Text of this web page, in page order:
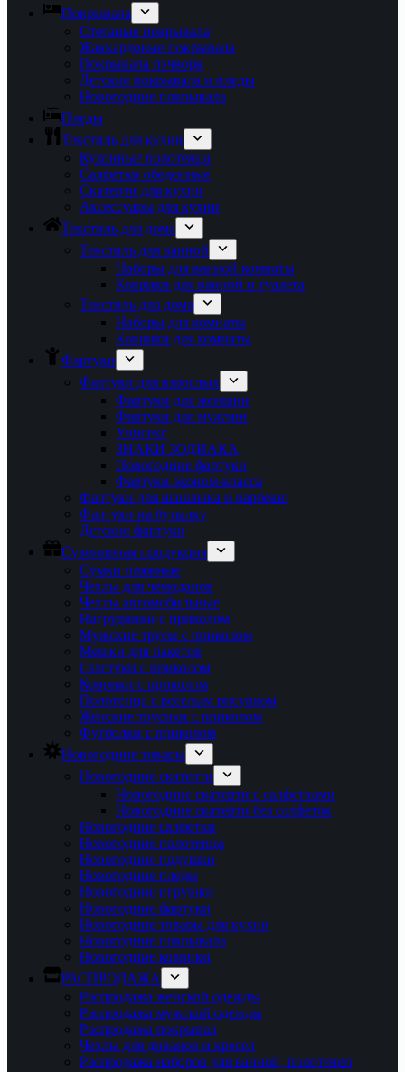
Покрывала
Стеганые покрывала
Жаккардовые покрывала
Покрывала пэчворк
Детские покрывала и пледы
Новогодние покрывала
Пледы
Текстиль для кухни
Кухонные полотенца
Салфетки обеденные
Скатерти для кухни
Аксессуары для кухни
Текстиль для дома
Текстиль для ванной
Наборы для ванной комнаты
Коврики для ванной и туалета
Текстиль для дома
Наборы для комнаты
Коврики для комнаты
Фартуки
Фартуки для взрослых
Фартуки для женщин
Фартуки для мужчин
Унисекс
ЗНАКИ ЗОДИАКА
Новогодние фартуки
Фартуки эконом-класса
Фартуки для шашлыка и барбекю
Фартуки на бутылку
Детские фартуки
Сувенирная продукция
Сумки пляжные
Чехлы для чемоданов
Чехлы автомобильные
Нагрудники с приколом
Мужские трусы с приколом
Мешки для пакетов
Галстуки с приколом
Коврики с приколом
Полотенца с веселым рисунком
Женские трусики с приколом
Футболки с приколом
Новогодние товары
Новогодние скатерти
Новогодние скатерти с салфетками
Новогодние скатерти без салфеток
Новогодние салфетки
Новогодние полотенца
Новогодние подушки
Новогодние пледы
Новогодние игрушки
Новогодние фартуки
Новогодние товары для кухни
Новогодние покрывала
Новогодние коврики
РАСПРОДАЖА
Распродажа женской одежды
Распродажа мужской одежды
Распродажа покрывал
Чехлы для диванов и кресел
Распродажа наборов для ванной, полотенец